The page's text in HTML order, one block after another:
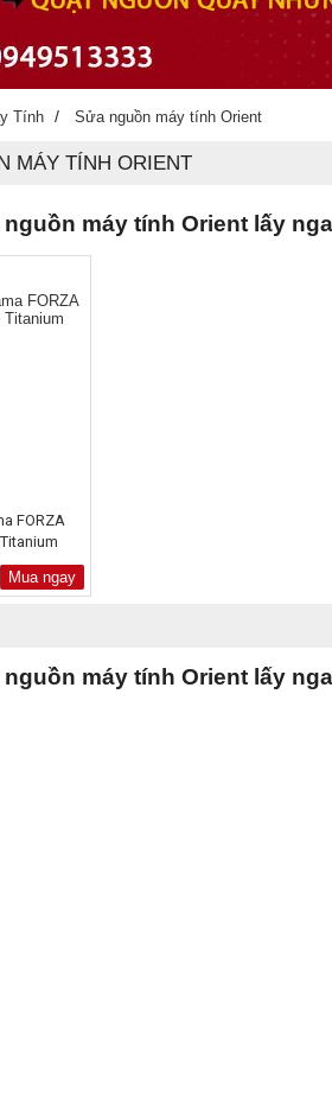
Tính / Sửa nguồn máy tính Orient
MÁY TÍNH ORIENT
máy tính Orient lấy
FORZA
Mua ngay
máy tính Orient lấy